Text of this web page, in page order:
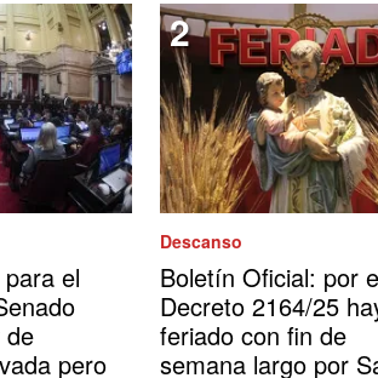
el
de
pero
Descanso
Boletín Oficial: por
Decreto 2164/25
feriado con fin de
semana largo por